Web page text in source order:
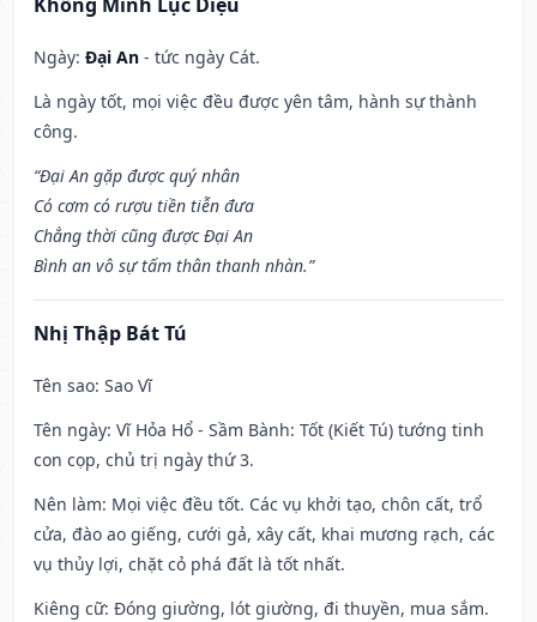
Ngày: Đại An - tức ngày Cát.
Là ngày tốt, mọi việc đều được yên tâm, hành sự thành
công.
“Đại An gặp được quý nhân
Có cơm có rượu tiền tiễn đưa
Chẳng thời cũng được Đại An
Bình an vô sự tấm thân thanh nhàn.”
Nhị Thập Bát Tú
Tên sao: Sao Vĩ
Tên ngày: Vĩ Hỏa Hổ - Sầm Bành: Tốt (Kiết Tú) tướng tinh
con cọp, chủ trị ngày thứ 3.
Nên làm: Mọi việc đều tốt. Các vụ khởi tạo, chôn cất, trổ
cửa, đào ao giếng, cưới gả, xây cất, khai mương rạch, các
vụ thủy lợi, chặt cỏ phá đất là tốt nhất.
Kiêng cữ: Đóng giường, lót giường, đi thuyền, mua sắm.